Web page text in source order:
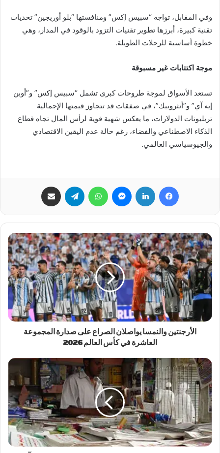
وفي المقابل، تواجه “سبيس إكس” ومنافستها “بلو أوريجين” تحديات
تقنية كبيرة، أبرزها تطوير تقنيات التزود بالوقود في المدار، وهي
خطوة أساسية للرحلات الطويلة.
موجة اكتتابات غير مسبوقة
تستعد الأسواق لموجة طروحات كبرى تشمل “سبيس إكس” و”أوبن
إيه آي” و”أنثروبيك”، في صفقات قد تتجاوز قيمتها الإجمالية
تريليونات الدولارات، ما يعكس شهية قوية لرأس المال تجاه قطاع
الذكاء الاصطناعي والفضاء، رغم حالة عدم اليقين الاقتصادي
والجيوسياسي العالمي.
فيسبوك لينكدإن ماسنجر واتساب تيلقرام
الأرجنتين والنمسا يواصلان الصراع على صدارة المجموعة
العاشرة في كأس العالم 2026